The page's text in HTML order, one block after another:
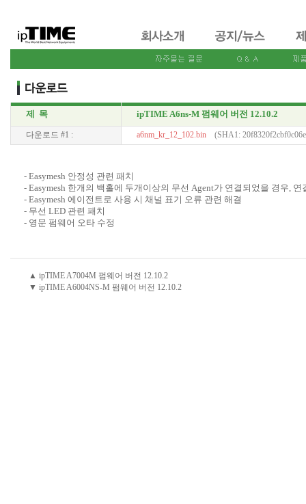
제 목 ipTIME A6ns-M 펌웨어 버전 12.10.2
다운로드 #1 : a6nm_kr_12_102.bin (SHA1:
- Easymesh 안정성 관련 패치
- Easymesh 한개의 백홀에 두개이상의 무선 Agent가 연결되었을 경우, 연
- Easymesh 에이전트로 사용 시 채널 표기 오류 관련 해결
- 무선 LED 관련 패치
- 영문 펌웨어 오타 수정
▲ ipTIME A7004M 펌웨어 버전 12.10.2
▼ ipTIME A6004NS-M 펌웨어 버전 12.10.2